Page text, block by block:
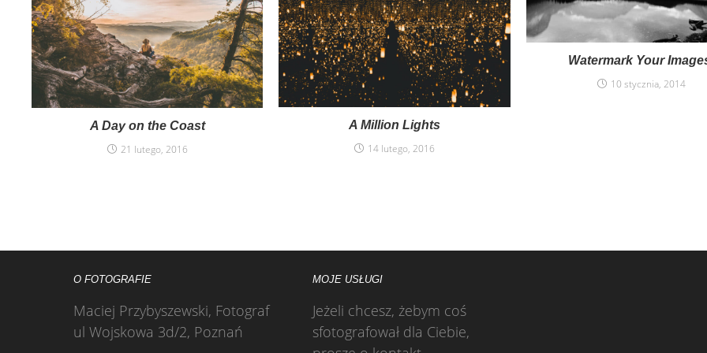
A Day on the Coast
21 lutego, 2016
A Million Lights
14 lutego, 2016
Watermark Your
10 stycznia, 2014
O FOTOGRAFIE
Maciej Przybyszewski, Fotograf
ul Wojskowa 3d/2, Poznań
MOJE USŁUGI
Jeżeli chcesz, żebym coś
sfotografował dla Ciebie,